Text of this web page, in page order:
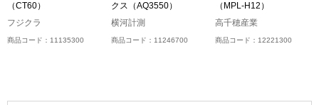
（CT60）
フジクラ
商品コード：11135300
クス（AQ3550）
横河計測
商品コード：11246700
（MPL-H12）
高千穂産業
商品コード：12221300